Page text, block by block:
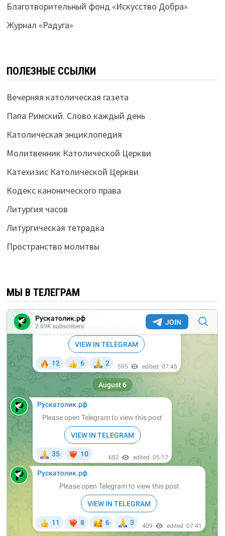
Благотворительный фонд «Искусство Добра»
Журнал «Радуга»
ПОЛЕЗНЫЕ ССЫЛКИ
Вечерняя католическая газета
Папа Римский. Слово каждый день
Католическая энциклопедия
Молитвенник Католической Церкви
Катехизис Католической Церкви
Кодекс канонического права
Литургия часов
Литургическая тетрадка
Пространство молитвы
МЫ В ТЕЛЕГРАМ